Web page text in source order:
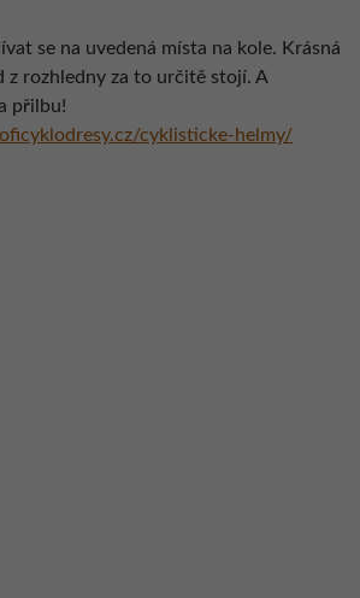
se na uvedená místa na kole. Krásná
z rozhledny za to určitě stojí. A
přilbu!
cyklisticke-helmy/